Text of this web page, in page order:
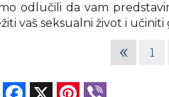
odlučili da vam
vaš seksualni život i
« 1
Share Facebook Pinterest